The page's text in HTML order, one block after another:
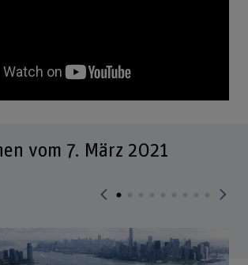
vom 7. März 2021